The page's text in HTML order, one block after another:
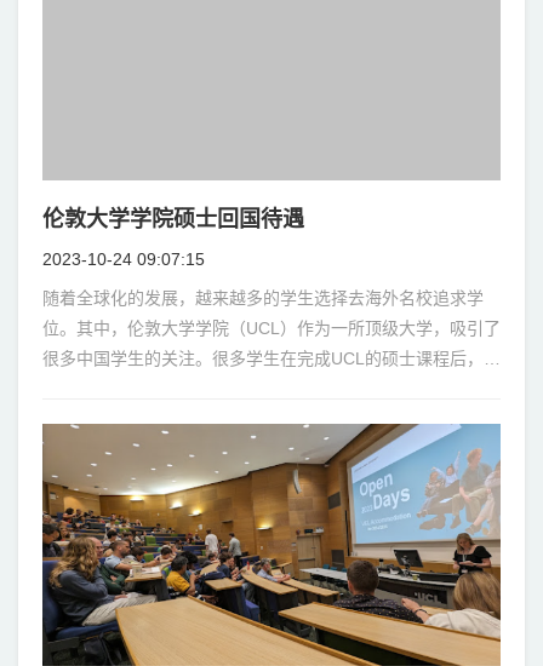
伦敦大学学院硕士回国待遇
2023-10-24 09:07:15
随着全球化的发展，越来越多的学生选择去海外名校追求学
位。其中，伦敦大学学院（UCL）作为一所顶级大学，吸引了
很多中国学生的关注。很多学生在完成UCL的硕士课程后，都